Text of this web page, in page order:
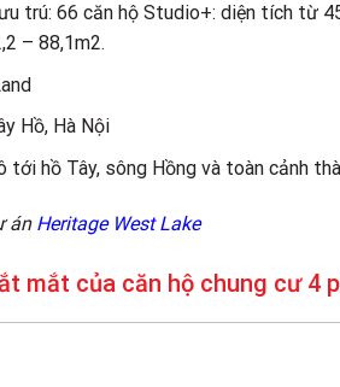
trú: 66 căn hộ Studio+: diện tích từ
– 88,1m2.
Hồ, Hà Nội
tới hồ Tây, sông Hồng và toàn cảnh
án Heritage West Lake
mắt của căn hộ chung cư 4